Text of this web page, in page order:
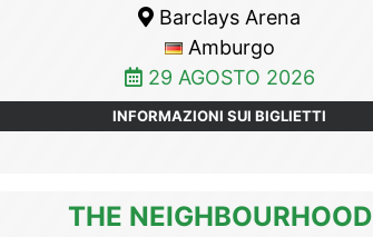
Barclays Arena
Amburgo
29 AGOSTO 2026
INFORMAZIONI SUI BIGLIETTI
THE NEIGHBOURHOOD